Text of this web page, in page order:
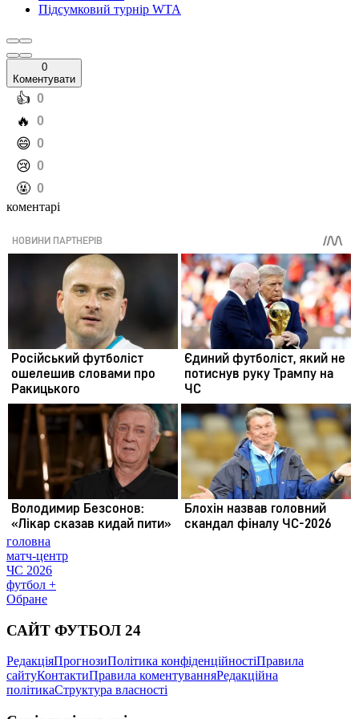
Підсумковий турнір WTA
0
Коментувати
️👍 0
️🔥 0
️😄 0
️😢 0
️🤬 0
коментарі
головна
матч-центр
ЧС 2026
футбол +
Обране
САЙТ ФУТБОЛ 24
РедакціяПрогнозиПолітика конфіденційностіПравила
сайтуКонтактиПравила коментуванняРедакційна
політикаСтруктура власності